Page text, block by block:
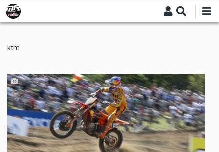
Skip
to
main
ktm